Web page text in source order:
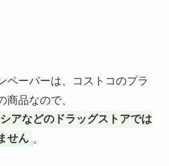
ペーパーは、コストコのプラ
商品なので、
アなどのドラッグストアでは
せん 。